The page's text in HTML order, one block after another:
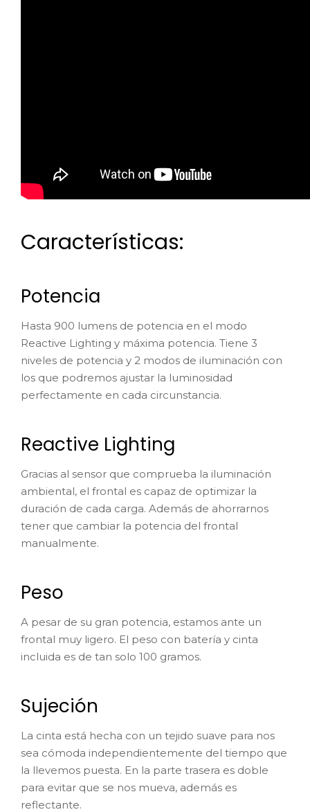
Características:
Potencia
Hasta 900 lumens de potencia en el modo
Reactive Lighting y máxima potencia. Tiene 3
niveles de potencia y 2 modos de iluminación con
los que podremos ajustar la luminosidad
perfectamente en cada circunstancia.
Reactive Lighting
Gracias al sensor que comprueba la iluminación
ambiental, el frontal es capaz de optimizar la
duración de cada carga. Además de ahorrarnos
tener que cambiar la potencia del frontal
manualmente.
Peso
A pesar de su gran potencia, estamos ante un
frontal muy ligero. El peso con batería y cinta
incluida es de tan solo 100 gramos.
Sujeción
La cinta está hecha con un tejido suave para nos
sea cómoda independientemente del tiempo que
la llevemos puesta. En la parte trasera es doble
para evitar que se nos mueva, además es
reflectante.